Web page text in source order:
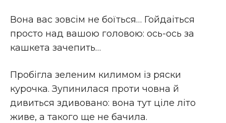
Вона вас зовсiм не боїться… Гойдаіться
просто над вашою головою: ось-ось за
кашкета зачепить…
Пробiгла зеленим килимом iз ряски
курочка. Зупинилася проти човна й
дивиться здивовано: вона тут цiле лiто
живе, а такого ще не бачила.